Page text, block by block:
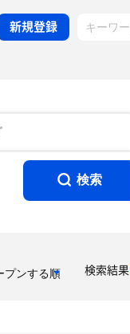
新規登録
検索
検索結果